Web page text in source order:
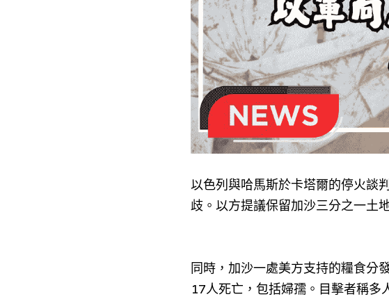
以色列與哈馬斯於卡塔爾的停火談
歧。以方提議保留加沙三分之一土
同時，加沙一處美方支持的糧食分
17人死亡，包括婦孺。目擊者稱多